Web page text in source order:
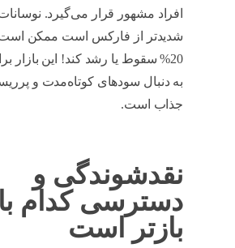
افراد مشهور قرار می‌گیرد. نوسانات
شدیدتر از فارکس است ممکن است
20% سقوط یا رشد کند! این بازار
به دنبال سودهای کوتاه‌مدت و
جذاب است.
نقدشوندگی و
دسترسی کدام
بازتر است